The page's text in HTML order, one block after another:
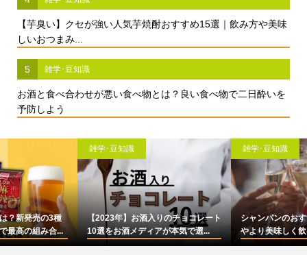
【芋臭い】クセが強い人気芋焼酎おすすめ15選｜飲み方や美味
しいおつまみ...
5 雑学･豆知識
お酒と食べ合わせが悪い食べ物とは？良い食べ物で二日酔いを
予防しよう
【2023年】お酒入りのチョコレート
10選をお酒メディアが本気で選...
雑学･豆知識
シャンパンのおすすめ17選！選び方
やより美味しく飲むコツなども...